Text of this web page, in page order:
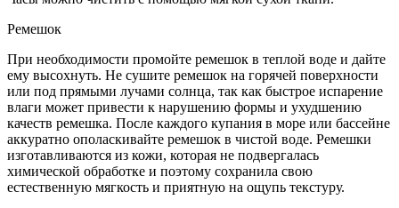
Ремешок
При необходимости промойте ремешок в теплой воде и дайте
ему высохнуть. Не сушите ремешок на горячей поверхности
или под прямыми лучами солнца, так как быстрое испарение
влаги может привести к нарушению формы и ухудшению
качеств ремешка. После каждого купания в море или бассейне
аккуратно ополаскивайте ремешок в чистой воде. Ремешки
изготавливаются из кожи, которая не подвергалась
химической обработке и поэтому сохранила свою
естественную мягкость и приятную на ощупь текстуру.